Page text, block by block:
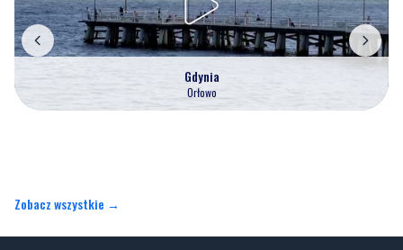
Gdynia
Orłowo
Artykuły Informacje